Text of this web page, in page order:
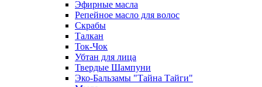
Эфирные масла
Репейное масло для волос
Скрабы
Талкан
Ток-Чок
Убтан для лица
Твердые Шампуни
Эко-Бальзамы "Тайна Тайги"